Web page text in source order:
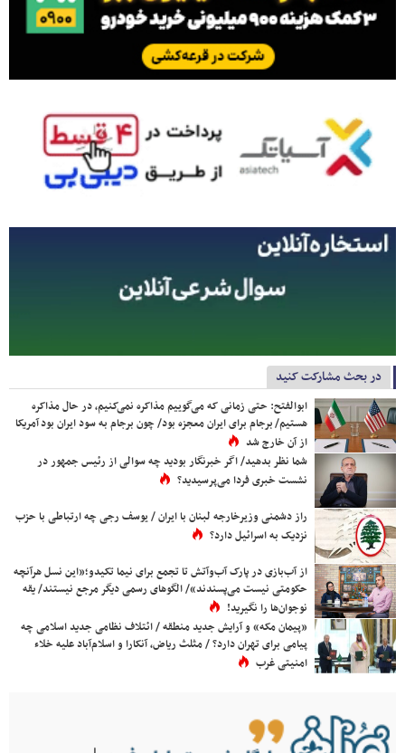
در بحث مشارکت کنید
ابوالفتح: حتی زمانی که می‌گوییم مذاکره نمی‌کنیم، در حال مذاکره
هستیم/ برجام برای ایران معجزه بود/ چون برجام به سود ایران بود آمریکا
از آن خارج شد
شما نظر بدهید/ اگر خبرنگار بودید چه سوالی از رئیس جمهور در
نشست خبری فردا می‌پرسیدید؟
راز دشمنی وزیرخارجه لبنان با ایران / یوسف رجی چه ارتباطی با حزب
نزدیک به اسرائیل دارد؟
از آب‌بازی در پارک آب‌وآتش تا تجمع برای نیما تکیدو؛«این نسل هرآنچه
حکومتی نیست می‌پسندند»/ الگوهای رسمی دیگر مرجع نیستند/ یقه
نوجوان‌ها را نگیرید!
«پیمان مکه» و آرایش جدید منطقه / ائتلاف نظامی جدید اسلامی چه
پیامی برای تهران دارد؟ / مثلث ریاض، آنکارا و اسلام‌آباد علیه خلاء
امنیتی غرب